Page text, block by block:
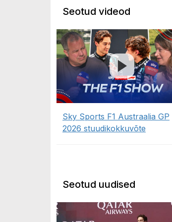
Seotud videod
Sky Sports F1 Austraalia GP
2026 stuudikokkuvõte
Seotud uudised